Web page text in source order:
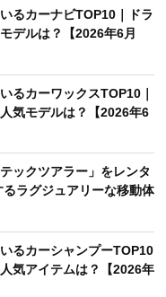
るカーナビTOP10｜ドラ
デルは？【2026年6月
るカーワックスTOP10｜
気モデルは？【2026年6
ックツアラー」をレンタ
ラグジュアリーな移動体
るカーシャンプーTOP10
気アイテムは？【2026年